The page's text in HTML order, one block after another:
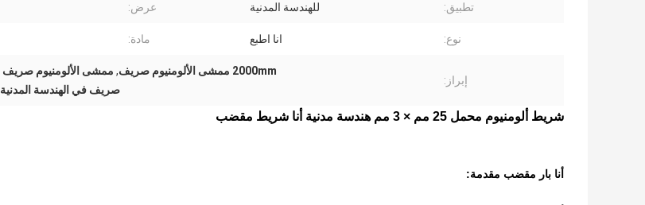
تطبيق: للهندسة المدنية عرض:
نوع: انا اطبع مادة:
إبراز:
2000mm ممشى الألومنيوم صريف , ممشى الألومنيوم صريف 25mmx3mm
صريف في الهندسة المدنية 25mmx3mm
شريط ألومنيوم محمل 25 مم × 3 مم هندسة مدنية أنا شريط مقضب
أنا بار مقضب مقدمة: